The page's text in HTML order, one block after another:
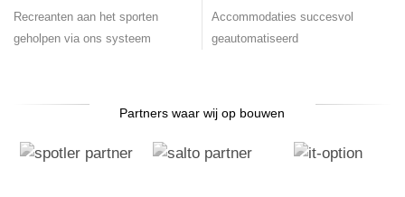
Recreanten aan het sporten
geholpen via ons systeem
Accommodaties succesvol
geautomatiseerd
Partners waar wij op bouwen